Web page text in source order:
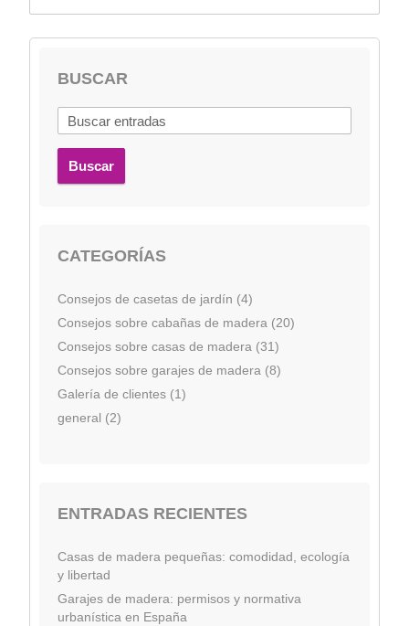
BUSCAR
Buscar
CATEGORÍAS
Consejos de casetas de jardín (4)
Consejos sobre cabañas de madera (20)
Consejos sobre casas de madera (31)
Consejos sobre garajes de madera (8)
Galería de clientes (1)
general (2)
ENTRADAS RECIENTES
Casas de madera pequeñas: comodidad, ecología
y libertad
Garajes de madera: permisos y normativa
urbanística en España